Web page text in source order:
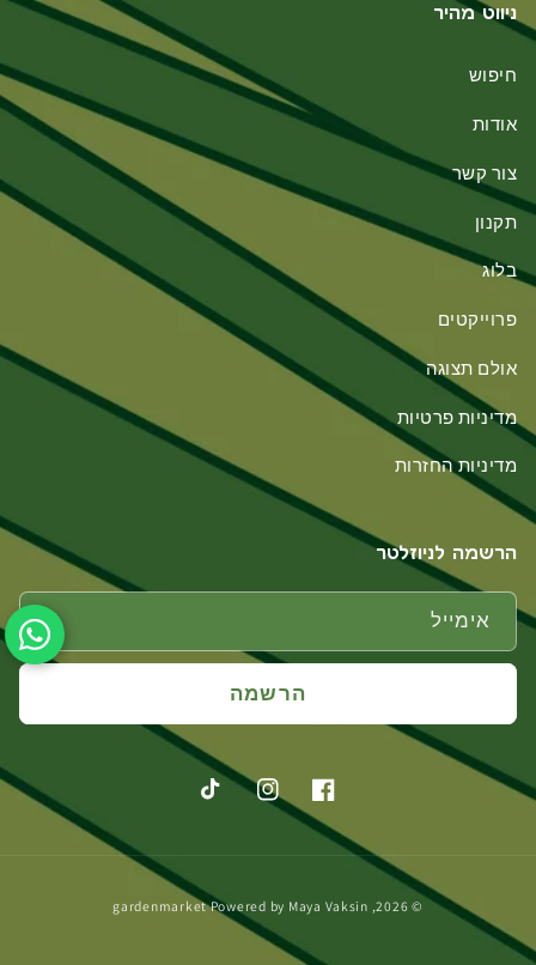
ניווט מהיר
חיפוש
אודות
צור קשר
תקנון
בלוג
פרוייקטים
אולם תצוגה
מדיניות פרטיות
מדיניות החזרות
הרשמה לניוזלטר
אימייל
הרשמה
פייסבוקאינסטגרםטיקטוק
אמצעי
תשלום
© 2026,
gardenmarketPowered by Maya Vaksin